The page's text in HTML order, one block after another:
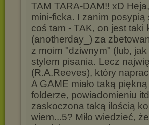
TAM TARA-DAM!! xD
mini-ficka. I zanim
coś tam - TAK, on jest taki
(anotherday_) za
z moim "dziwnym" (lub,
stylem pisania. Lecz
(R.A.Reeves), który
A GAME miało taką
folderze, powiadomieniu
zaskoczona taką ilością
wiem...5? Miło wiedzieć,